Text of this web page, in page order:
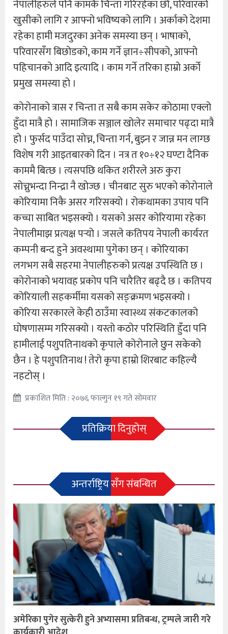
नेपालीहरुले पनि कामकै चिन्ता गरिरहेका छौँ, परिवारको
खुसीको लागि र आफ्नो भविष्यको लागि । अर्काको देशमा
रहेका हामी मजदुरका अनेक समस्या छन् । भाषाको,
परिवारसँग बिछोडको, काम गर्ने ज्ञान÷सीपको, आफ्नो
पहिचानको आदि इत्यादि । काम गर्ने तरिका हाम्रो अर्को
प्रमुख समस्या हो ।
कोरोनाको त्रास र चिन्ता त सबै काम सकेर कोठामा एक्लो
हुँदा मात्रै हो । सामाजिक सञ्जाल खोलेर समाचार पढ्दा मात्रै
हो । फुर्सद पाउँदा सोच्न, चिन्ता गर्न, बुझ्न र जान्न मन लाग्छ
विशेष गरी आइतबारको दिन । नत्र त १०÷१२ घण्टा दैनिक
काममै बित्छ । त्यसपछि थकित शरीरले अरु कुरा
सोच्नुभन्दा निन्द्रा नै खोज्छ । चीनबाट सुरु भएको कोरोनाले
कोरियामा निकै असर गरिसक्यो । रोकथामका उपाय पनि
कच्चा साबित भइसक्यो । यसको असर कोरियामा रहेका
नेपालीमाझ प्रत्यक्ष पर्‍यो । जसले कतिपय नेपाली कार्यरत
कम्पनी बन्द हुने अवस्थामा पुगेका छन् । कोरियाका
लगभग सबै सहरमा नेपालीहरुको प्रत्यक्ष उपस्थिति छ ।
कोरोनाको भयावह प्रकोप पनि चारैतिर बढ्दै छ । कतिपय
कोरियाली सहकर्मीमा यसको सङ्क्रमण भइसक्यो ।
कोरिया सरकारले केही ठाउँमा स्वास्थ्य संकटकालको
घोषणासम्म गरिसक्यो । यस्तो कठोर परिस्थिति हुँदा पनि
हामीलाई पशुपतिनाथको कृपाले कोरोनाले छुन सकेको
छैन । हे पशुपतिनाथ ! तेरो कृपा हाम्रो शिरबाट कहिल्यै
नहटोस् ।
प्रकाशित मिति : २०७६ फाल्गुन १९ गते सोमवार
प्रतिक्रिया दिनुहोस्
अन्तर्राष्ट्रिय सँग संबन्धित
अमेरिका पुगेर सुत्केरी हुने अभ्यासमा प्रतिबन्ध, ट्रम्पले जारी गरे